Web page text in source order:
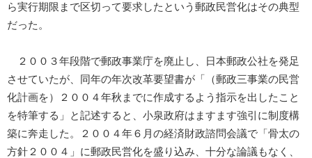
ら実行期限まで区切って要求したという郵政民営化はその典型
だった。
２００３年段階で郵政事業庁を廃止し、日本郵政公社を発足
させていたが、同年の年次改革要望書が「（郵政三事業の民営
化計画を）２００４年秋までに作成するよう指示を出したこと
を特筆する」と記述すると、小泉政府はますます強引に制度構
築に奔走した。２００４年６月の経済財政諮問会議で「骨太の
方針２００４」に郵政民営化を盛り込み、十分な論議もなく、